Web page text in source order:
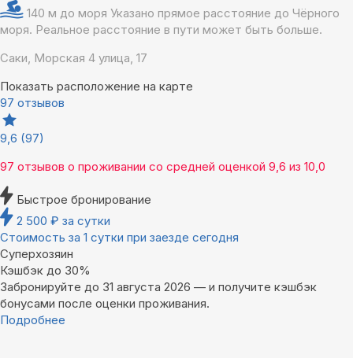
140 м до моря Указано прямое расстояние до Чёрного
моря. Реальное расстояние в пути может быть больше.
Саки, Морская 4 улица, 17
Показать расположение на карте
97 отзывов
9,6 (97)
97 отзывов о проживании со средней оценкой 9,6 из 10,0
Быстрое бронирование
2 500 ₽ за сутки
Стоимость за 1 сутки при заезде сегодня
Суперхозяин
Кэшбэк до 30%
Забронируйте до 31 августа 2026 — и получите кэшбэк
бонусами после оценки проживания.
Подробнее